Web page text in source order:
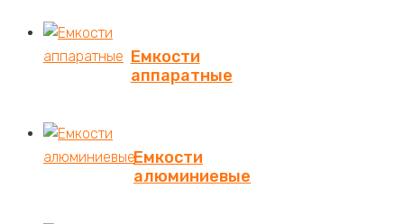
Емкости
аппаратные
Емкости
алюминиевые